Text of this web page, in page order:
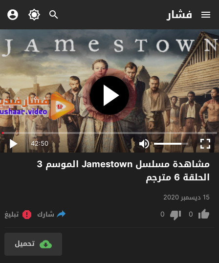
فشار
42:50
مشاهدة مسلسل Jamestown الموسم 3
الحلقة 6 مترجم
15 ديسمبر 2020
0
0 شارك تبليغ
تحميل